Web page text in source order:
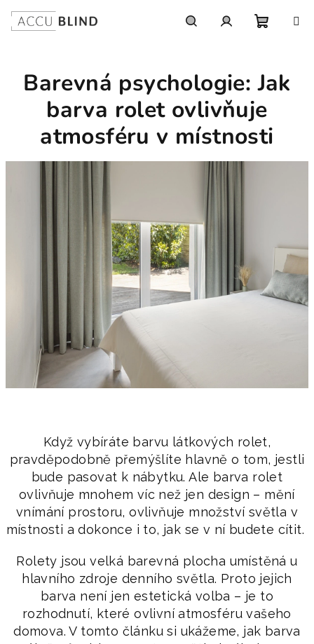
Barevná psychologie: Jak
barva rolet ovlivňuje
atmosféru v místnosti
Když vybíráte barvu látkových rolet,
pravděpodobně přemýšlíte hlavně o tom, jestli
bude pasovat k nábytku. Ale barva rolet
ovlivňuje mnohem víc než jen design – mění
vnímání prostoru, ovlivňuje množství světla v
místnosti a dokonce i to, jak se v ní budete cítit.
Rolety jsou velká barevná plocha umístěná u
hlavního zdroje denního světla. Proto jejich
barva není jen estetická volba – je to
rozhodnutí, které ovlivní atmosféru vašeho
domova. V tomto článku si ukážeme, jak barva